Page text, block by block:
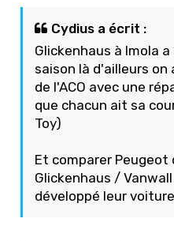
Cydius a écrit :
Glickenhaus à Imola
saison là d'ailleurs on
de l'ACO avec une
que chacun ait sa
Toy)
Et comparer
Glickenhaus /
développé leur